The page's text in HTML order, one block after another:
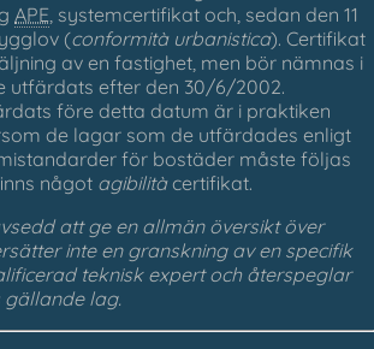
APE , systemcertifikat och, sedan den 11
(conformità urbanistica). Certifikat
av en fastighet, men bör nämnas i
utfärdats efter den 30/6/2002.
före detta datum är i praktiken
de lagar som de utfärdades enligt
för bostäder måste följas
något agibilitàcertifikat.
att ge en allmän översikt över
inte en granskning av en specifik
teknisk expert och återspeglar
gällande lag.